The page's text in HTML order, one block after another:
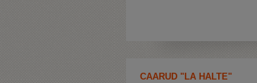
CAARUD "LA HALTE"